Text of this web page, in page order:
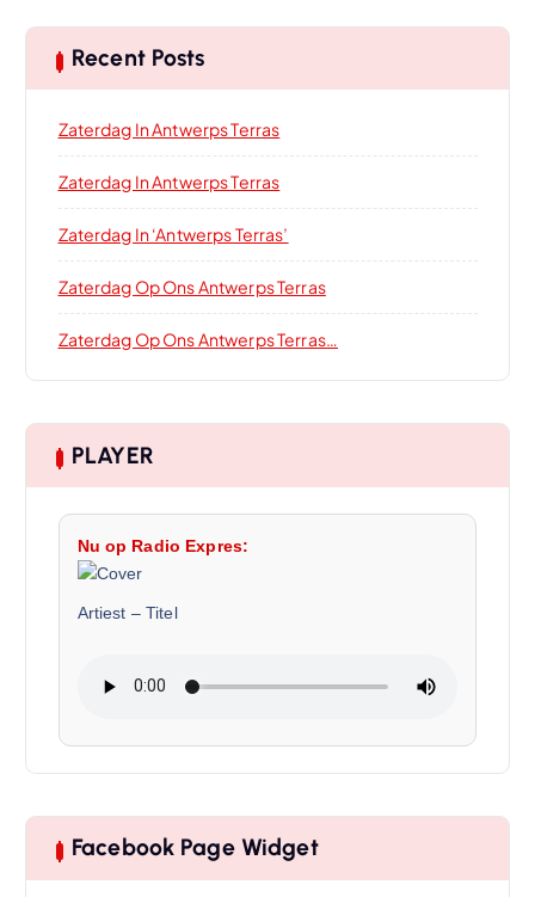
Recent Posts
Zaterdag In Antwerps Terras
Zaterdag In Antwerps Terras
Zaterdag In ‘Antwerps Terras’
Zaterdag Op Ons Antwerps Terras
Zaterdag Op Ons Antwerps Terras…
PLAYER
Nu op Radio Expres:
Artiest – Titel
Facebook Page Widget